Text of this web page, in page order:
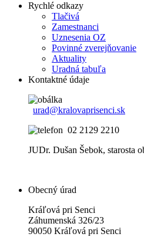
Rychlé odkazy
Tlačivá
Zamestnanci
Uznesenia OZ
Povinné zverejňovanie
Aktuality
Uradná tabuľa
Kontaktné údaje
urad@kralovaprisenci.sk
02 2129 2210
JUDr. Dušan Šebok, starosta
Obecný úrad
Kráľová pri Senci
Záhumenská 326/23
90050 Kráľová pri Senci